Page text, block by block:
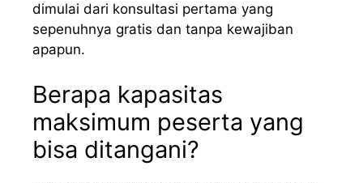
dimulai dari konsultasi pertama yang
sepenuhnya gratis dan tanpa kewajiban
apapun.
Berapa kapasitas
maksimum peserta yang
bisa ditangani?